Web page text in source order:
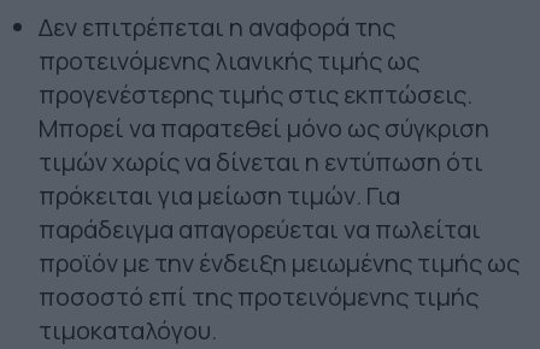
Δεν επιτρέπεται η αναφορά της
προτεινόμενης λιανικής τιμής ως
προγενέστερης τιμής στις εκπτώσεις.
Μπορεί να παρατεθεί μόνο ως σύγκριση
τιμών χωρίς να δίνεται η εντύπωση ότι
πρόκειται για μείωση τιμών. Για
παράδειγμα απαγορεύεται να πωλείται
προϊόν με την ένδειξη μειωμένης τιμής ως
ποσοστό επί της προτεινόμενης τιμής
τιμοκαταλόγου.